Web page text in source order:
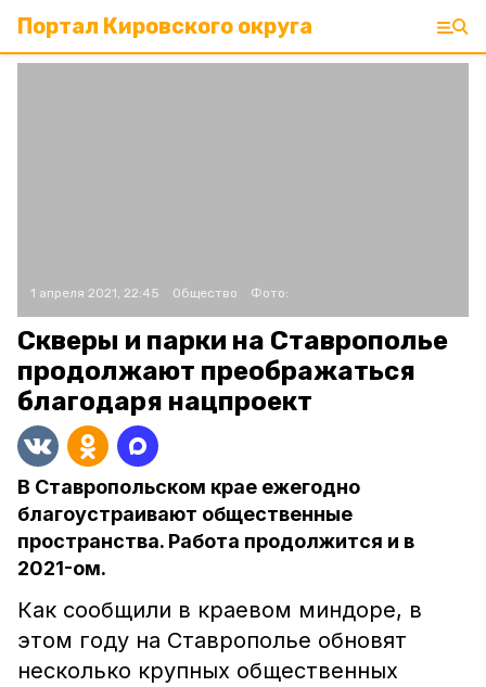
Портал Кировского округа
1 апреля 2021, 22:45 Общество Фото:
Скверы и парки на Ставрополье
продолжают преображаться
благодаря нацпроект
В Ставропольском крае ежегодно
благоустраивают общественные
пространства. Работа продолжится и в
2021-ом.
Как сообщили в краевом миндоре, в
этом году на Ставрополье обновят
несколько крупных общественных